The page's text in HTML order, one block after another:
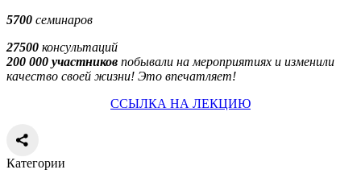
5700 семинаров
27500 консультаций
200 000 участников побывали на мероприятиях и изменили
качество своей жизни! Это впечатляет!
ССЫЛКА НА ЛЕКЦИЮ
Категории